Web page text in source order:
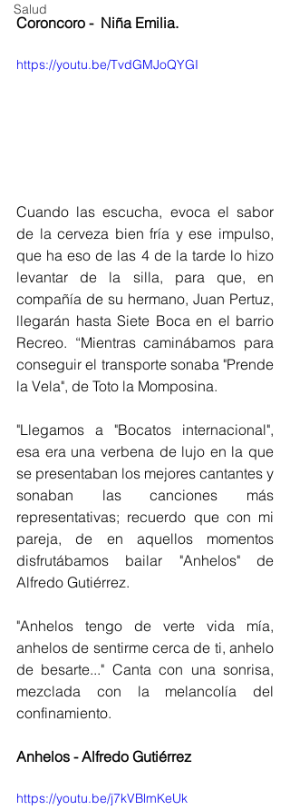
Salud
Coroncoro -  Niña Emilia.
https://youtu.be/TvdGMJoQYGI
Cuando las escucha, evoca el sabor
de la cerveza bien fría y ese impulso,
que ha eso de las 4 de la tarde lo hizo
levantar de la silla, para que, en
compañía de su hermano, Juan Pertuz,
llegarán hasta Siete Boca en el barrio
Recreo. “Mientras caminábamos para
conseguir el transporte sonaba "Prende
la Vela", de Toto la Momposina.
"Llegamos a "Bocatos internacional",
esa era una verbena de lujo en la que
se presentaban los mejores cantantes y
sonaban las canciones más
representativas; recuerdo que con mi
pareja, de en aquellos momentos
disfrutábamos bailar "Anhelos" de
Alfredo Gutiérrez.
"Anhelos tengo de verte vida mía,
anhelos de sentirme cerca de ti, anhelo
de besarte..." Canta con una sonrisa,
mezclada con la melancolía del
confinamiento.
Anhelos - Alfredo Gutiérrez
https://youtu.be/j7kVBlmKeUk